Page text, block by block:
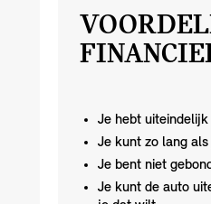
Je hebt
Je kunt zo lang
Je bent niet
Je kunt de auto